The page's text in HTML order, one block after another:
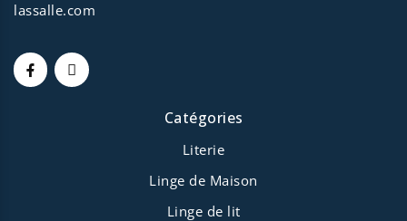
lassalle.com
Catégories
Literie
Linge de Maison
Linge de lit